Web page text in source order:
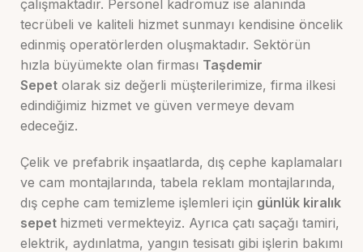
çalışmaktadır. Personel kadromuz ise alanında
tecrübeli ve kaliteli hizmet sunmayı kendisine öncelik
edinmiş operatörlerden oluşmaktadır. Sektörün
hızla büyümekte olan firması Taşdemir
Sepet olarak siz değerli müşterilerimize, firma ilkesi
edindiğimiz hizmet ve güven vermeye devam
edeceğiz.
Çelik ve prefabrik inşaatlarda, dış cephe kaplamaları
ve cam montajlarında, tabela reklam montajlarında,
dış cephe cam temizleme işlemleri için günlük kiralık
sepet hizmeti vermekteyiz. Ayrıca çatı saçağı tamiri,
elektrik, aydınlatma, yangın tesisatı gibi işlerin bakımı